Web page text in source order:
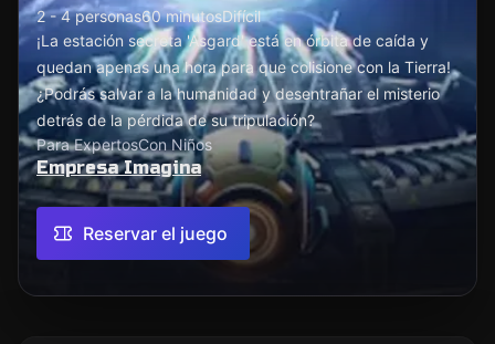
2 - 4 personas60 minutosDifícil
¡La estación secreta 'Asgard' está en órbita de caída y
quedan apenas una hora para que colisione con la Tierra!
¿Podrás salvar a la humanidad y desentrañar el misterio
detrás de la pérdida de su tripulación?
Para ExpertosCon Niños
Empresa Imagina
Reservar el juego